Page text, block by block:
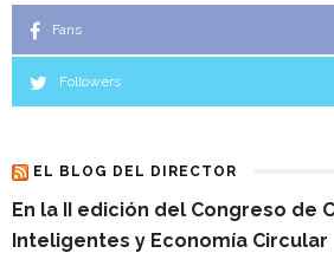
Fans
Followers
EL BLOG DEL DIRECTOR
En la II edición del Congreso de
Inteligentes y Economía Circular